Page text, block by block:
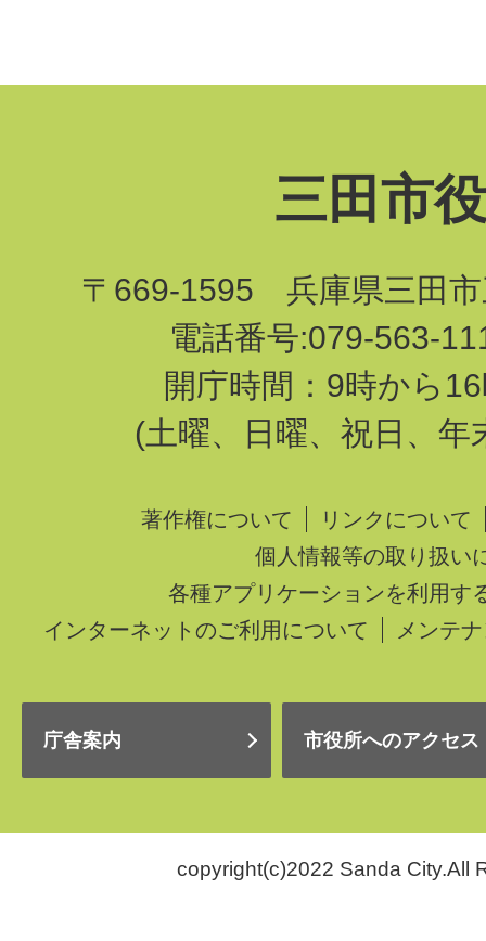
三田市
〒669-1595 兵庫県三田市
電話番号:079-563-
開庁時間：9時から
(土曜、日曜、祝日、年
著作権について
リンクについて
個人情報等の取り扱い
各種アプリケーションを利用す
インターネットのご利用について
メンテ
庁舎案内 市役所へのアクセス
copyright(c)2022 Sanda City.All